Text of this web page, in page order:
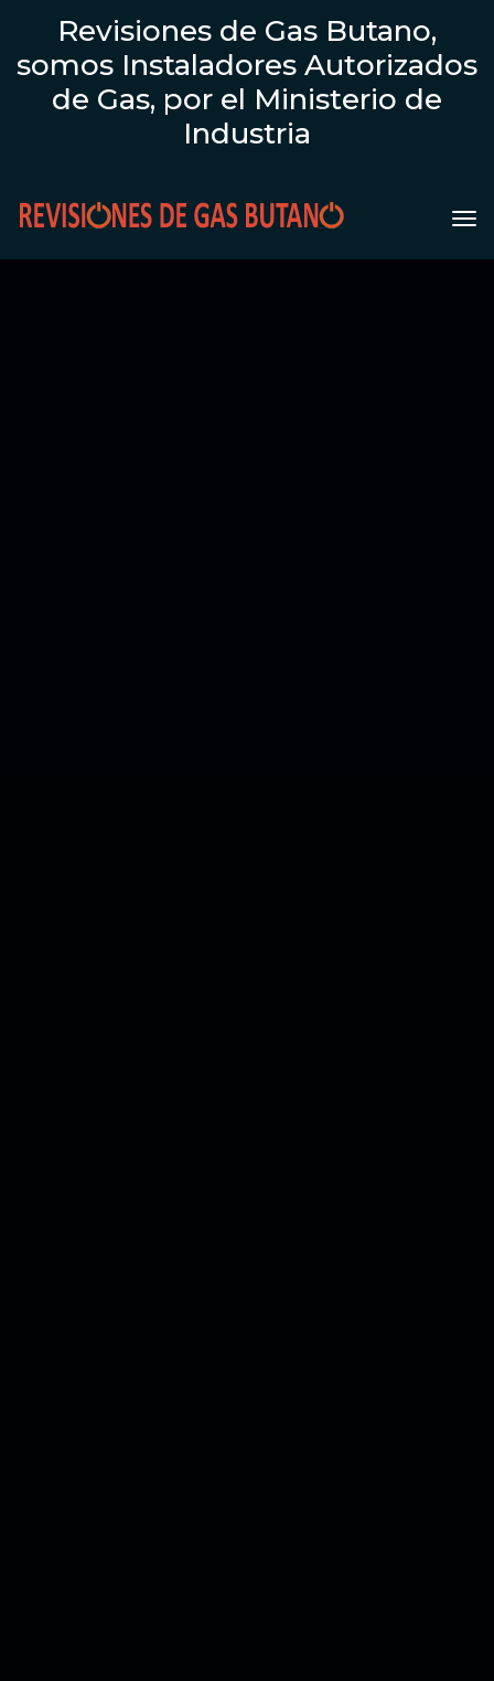
Revisiones de Gas Butano,
somos Instaladores Autorizados
de Gas, por el Ministerio de
Industria